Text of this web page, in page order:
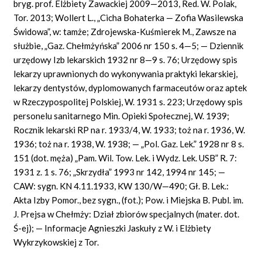
bryg. prof. Elżbiety Zawackiej 2009—2013, Red. W. Polak,
Tor. 2013; Wollert L., „Cicha Bohaterka — Zofia Wasilewska
Świdowa”, w: tamże; Zdrojewska-Kuśmierek M., Zawsze na
służbie, „Gaz. Chełmżyńska” 2006 nr 150 s. 4—5; — Dziennik
urzędowy Izb lekarskich 1932 nr 8—9 s. 76; Urzędowy spis
lekarzy uprawnionych do wykonywania praktyki lekarskiej,
lekarzy dentystów, dyplomowanych farmaceutów oraz aptek
w Rzeczypospolitej Polskiej, W. 1931 s. 223; Urzędowy spis
personelu sanitarnego Min. Opieki Społecznej, W. 1939;
Rocznik lekarski RP na r. 1933/4, W. 1933; toż na r. 1936, W.
1936; toż na r. 1938, W. 1938; — „Pol. Gaz. Lek.” 1928 nr 8 s.
151 (dot. męża) „Pam. Wil. Tow. Lek. i Wydz. Lek. USB” R. 7:
1931 z. 1 s. 76; „Skrzydła” 1993 nr 142, 1994 nr 145; —
CAW: sygn. KN 4.11.1933, KW 130/W—490; Gł. B. Lek.:
Akta Izby Pomor., bez sygn., (fot.); Pow. i Miejska B. Publ. im.
J. Prejsa w Chełmży: Dział zbiorów specjalnych (mater. dot.
Ś-ej); — Informacje Agnieszki Jaskuły z W. i Elżbiety
Wykrzykowskiej z Tor.